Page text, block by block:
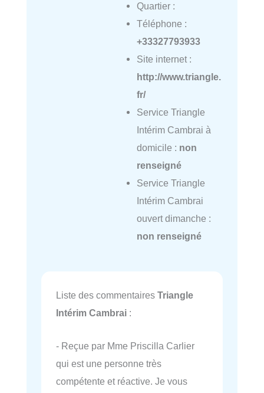
Quartier :
Téléphone :
+33327793933
Site internet :
http://www.triangle.
fr/
Service Triangle
Intérim Cambrai à
domicile : non
renseigné
Service Triangle
Intérim Cambrai
ouvert dimanche :
non renseigné
Liste des commentaires Triangle
Intérim Cambrai :
- Reçue par Mme Priscilla Carlier
qui est une personne très
compétente et réactive. Je vous